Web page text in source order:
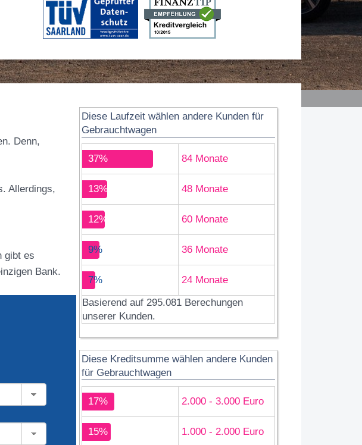
Denn,
Allerdings,
gibt es
Bank.
Diese Laufzeit wählen andere Kunden für
Gebrauchtwagen
37% 84 Monate
13% 48 Monate
12% 60 Monate
9% 36 Monate
7%
24 Monate
Basierend auf 295.081 Berechungen
unserer Kunden.
Diese Kreditsumme wählen andere Kunden
für Gebrauchtwagen
17% 2.000 - 3.000 Euro
15% 1.000 - 2.000 Euro